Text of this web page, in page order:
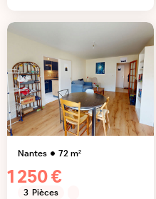
Nantes 72m²
1 250 €
3 Pièces